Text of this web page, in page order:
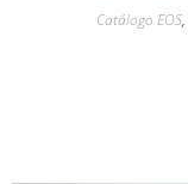
Catálogo EOS,